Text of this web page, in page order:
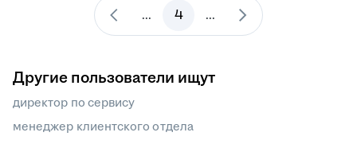
... 4 ...
Другие пользователи ищут
директор по сервису
менеджер клиентского отдела